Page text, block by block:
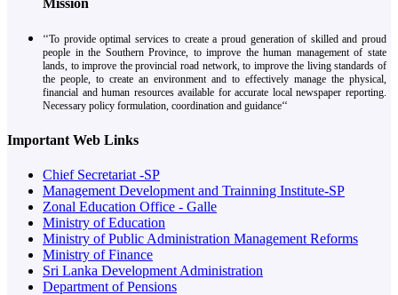
Mission
‘‘To provide optimal services to create a proud generation of skilled and proud
people in the Southern Province, to improve the human management of state
lands, to improve the provincial road network, to improve the living standards of
the people, to create an environment and to effectively manage the physical,
financial and human resources available for accurate local newspaper reporting.
Necessary policy formulation, coordination and guidance‘‘
Important Web Links
Chief Secretariat -SP
Management Development and Trainning Institute-SP
Zonal Education Office - Galle
Ministry of Education
Ministry of Public Administration Management Reforms
Ministry of Finance
Sri Lanka Development Administration
Department of Pensions